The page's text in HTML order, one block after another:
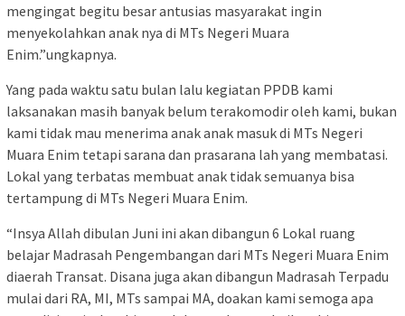
mengingat begitu besar antusias masyarakat ingin
menyekolahkan anak nya di MTs Negeri Muara
Enim.”ungkapnya.
Yang pada waktu satu bulan lalu kegiatan PPDB kami
laksanakan masih banyak belum terakomodir oleh kami, bukan
kami tidak mau menerima anak anak masuk di MTs Negeri
Muara Enim tetapi sarana dan prasarana lah yang membatasi.
Lokal yang terbatas membuat anak tidak semuanya bisa
tertampung di MTs Negeri Muara Enim.
“Insya Allah dibulan Juni ini akan dibangun 6 Lokal ruang
belajar Madrasah Pengembangan dari MTs Negeri Muara Enim
diaerah Transat. Disana juga akan dibangun Madrasah Terpadu
mulai dari RA, MI, MTs sampai MA, doakan kami semoga apa